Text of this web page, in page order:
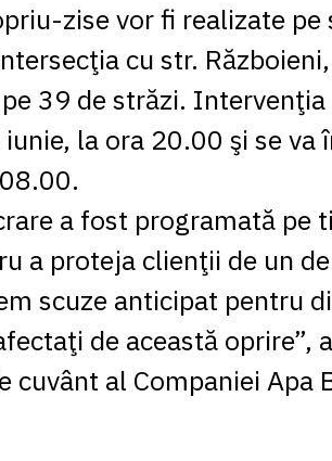
zise vor fi realizate pe
cu str.
39 de străzi. Intervenţia
la ora 20.00 şi se va
a fost programată pe
a proteja clienţii de un
scuze anticipat pentru
de această oprire”,
cuvânt al Companiei Apa